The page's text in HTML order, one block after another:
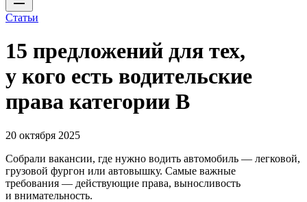
Статьи
15 предложений для тех,
у кого есть водительские
права категории В
20 октября 2025
Собрали вакансии, где нужно водить автомобиль — легковой,
грузовой фургон или автовышку. Самые важные
требования — действующие права, выносливость
и внимательность.